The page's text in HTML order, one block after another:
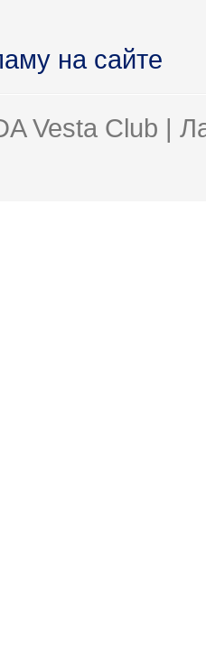
на сайте
Vesta Club |